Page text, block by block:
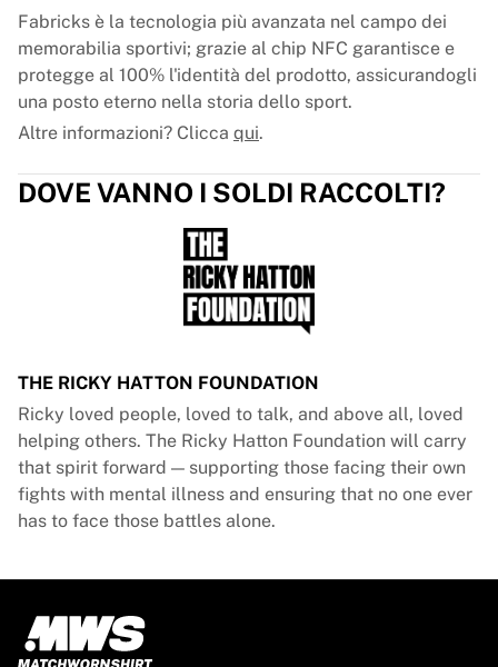
Hockey su ghiaccio
Aalborg Pirates
Tre Kronor
NHL Alumni
Visualizza tutto l'hockey su ghiaccio
Altro
Glory Kickboxing
Team Liquid
Incornicia la tua maglia
Autenticazione della maglia
Fabricks è la tecnologia più avanzata nel campo dei
memorabilia sportivi; grazie al chip NFC garantisce e
protegge al 100% l'identità del prodotto, assicurandogli
una posto eterno nella storia dello sport.
Altre informazioni? Clicca qui.
DOVE VANNO I SOLDI RACCOLTI?
THE RICKY HATTON FOUNDATION
Ricky loved people, loved to talk, and above all, loved
helping others. The Ricky Hatton Foundation will carry
that spirit forward — supporting those facing their own
fights with mental illness and ensuring that no one ever
has to face those battles alone.